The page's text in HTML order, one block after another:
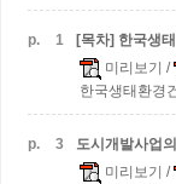
p. 1
[목차] 한국생
미리보기 /
한국생태환경
p. 3
도시개발사업
미리보기 /